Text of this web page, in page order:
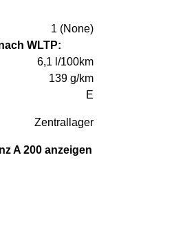
1 (None)
WLTP:
6,1 l/100km
139 g/km
E
Zentrallager
A 200 anzeigen